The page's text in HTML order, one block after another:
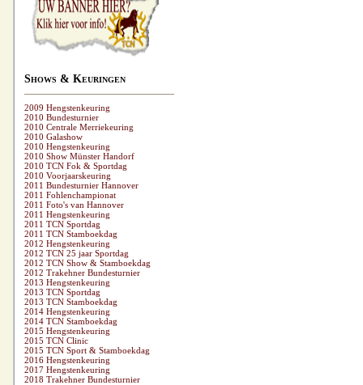
Shows & Keuringen
2009 Hengstenkeuring
2010 Bundesturnier
2010 Centrale Merriekeuring
2010 Galashow
2010 Hengstenkeuring
2010 Show Münster Handorf
2010 TCN Fok & Sportdag
2010 Voorjaarskeuring
2011 Bundesturnier Hannover
2011 Fohlenchampionat
2011 Foto's van Hannover
2011 Hengstenkeuring
2011 TCN Sportdag
2011 TCN Stamboekdag
2012 Hengstenkeuring
2012 TCN 25 jaar Sportdag
2012 TCN Show & Stamboekdag
2012 Trakehner Bundesturnier
2013 Hengstenkeuring
2013 TCN Sportdag
2013 TCN Stamboekdag
2014 Hengstenkeuring
2014 TCN Stamboekdag
2015 Hengstenkeuring
2015 TCN Clinic
2015 TCN Sport & Stamboekdag
2016 Hengstenkeuring
2017 Hengstenkeuring
2018 Trakehner Bundesturnier